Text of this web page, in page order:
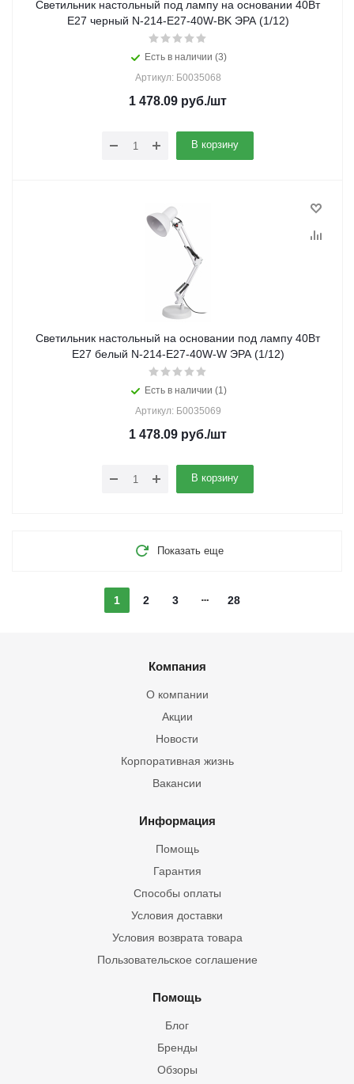
Светильник настольный под лампу на основании 40Вт
E27 черный N-214-Е27-40W-BK ЭРА (1/12)
Есть в наличии (3)
Артикул: Б0035068
1 478.09 руб./шт
В корзину
Светильник настольный на основании под лампу 40Вт
Е27 белый N-214-E27-40W-W ЭРА (1/12)
Есть в наличии (1)
Артикул: Б0035069
1 478.09 руб./шт
В корзину
Показать еще
1 2 3 28
Компания
О компании
Акции
Новости
Корпоративная жизнь
Вакансии
Информация
Помощь
Гарантия
Способы оплаты
Условия доставки
Условия возврата товара
Пользовательское соглашение
Помощь
Блог
Бренды
Обзоры